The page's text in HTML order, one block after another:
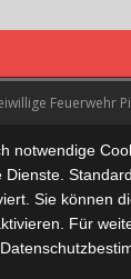
Feuerwehr
notwendige
Dienste.
Sie können
Für